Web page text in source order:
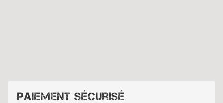
Paiement sécurisé